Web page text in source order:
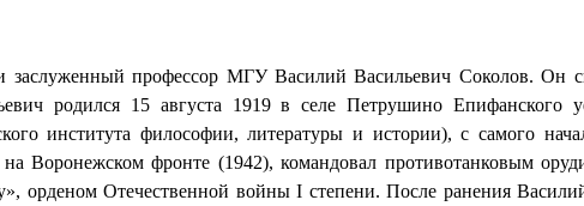
профессор МГУ Василий Васильевич Соколов. Он
родился 15 августа 1919 в селе Петрушино Епифанского
института философии, литературы и истории), с самого
Воронежском фронте (1942), командовал противотанковым
орденом Отечественной войны I степени. После ранения